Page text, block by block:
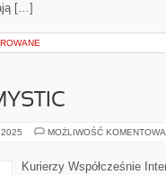
[…]
MOŻLIWOŚĆ
Kurierzy Współcześnie